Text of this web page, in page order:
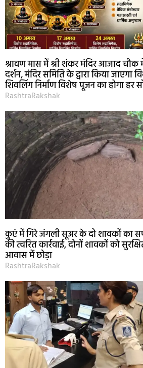
श्रावण मास में श्री शंकर मंदिर आजाद चौक
दर्शन, मंदिर समिति के द्वारा किया जाएगा
शिवलिंग निर्माण विशेष पूजन का होगा हर
RashtraRakshak
कुएं में गिरे जंगली सूअर के दो शावकों का
की त्वरित कार्रवाई, दोनों शावकों को
आवास में छोड़ा
RashtraRakshak